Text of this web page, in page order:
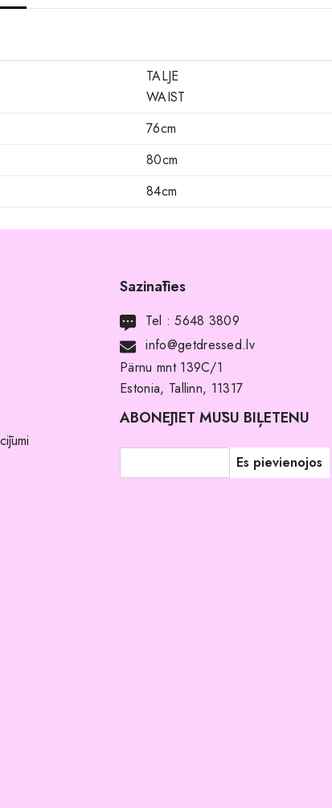
TALJE
WAIST
76cm
80cm
84cm
Sazināties
Tel :5648 3809
info@getdressed.lv
Pärnu mnt 139C/1
Estonia, Tallinn, 11317
ABONĒJIET MŪSU BIĻETENU